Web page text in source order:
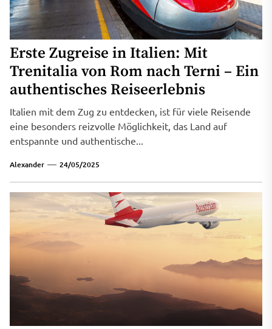
Erste Zugreise in Italien: Mit
Trenitalia von Rom nach Terni – Ein
authentisches Reiseerlebnis
Italien mit dem Zug zu entdecken, ist für viele Reisende
eine besonders reizvolle Möglichkeit, das Land auf
entspannte und authentische...
Alexander 24/05/2025